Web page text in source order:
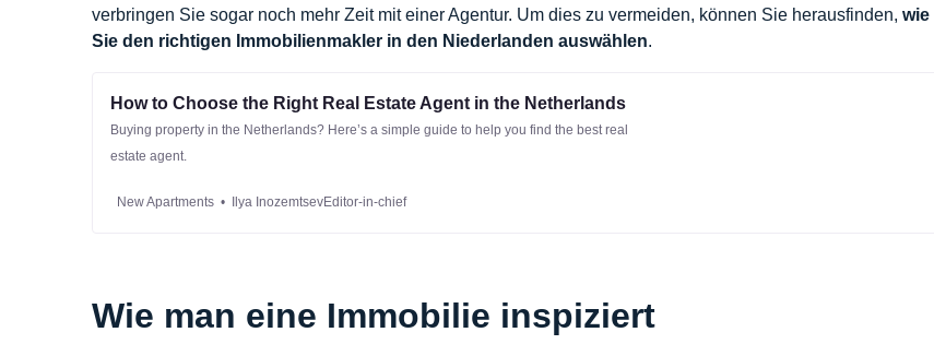
verbringen Sie sogar noch mehr Zeit mit einer Agentur. Um dies zu vermeiden, können Sie herausfinden, wie
Sie den richtigen Immobilienmakler in den Niederlanden auswählen.
How to Choose the Right Real Estate Agent in the Netherlands
Buying property in the Netherlands? Here’s a simple guide to help you find the best real
estate agent.
New Apartments Ilya InozemtsevEditor-in-chief
Wie man eine Immobilie inspiziert